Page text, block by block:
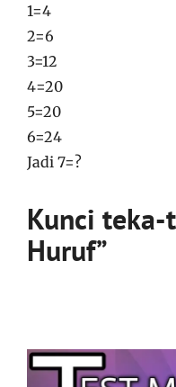
1=4
2=6
3=12
4=20
5=20
6=24
Jadi 7=?
Kunci teka-
Huruf”